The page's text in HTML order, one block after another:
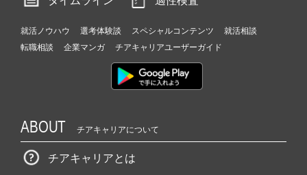
就活ノウハウ 選考体験談 スペシャルコンテンツ
就活相談
転職相談
企業マンガ チアキャリアユーザーガイド
ABOUT チアキャリアについて
チアキャリアとは